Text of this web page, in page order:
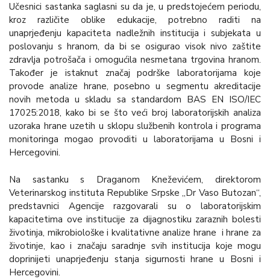
Učesnici sastanka saglasni su da je, u predstojećem periodu,
kroz različite oblike edukacije, potrebno raditi na
unaprjeđenju kapaciteta nadležnih institucija i subjekata u
poslovanju s hranom, da bi se osigurao visok nivo zaštite
zdravlja potrošača i omogućila nesmetana trgovina hranom.
Također je istaknut značaj podrške laboratorijama koje
provode analize hrane, posebno u segmentu akreditacije
novih metoda u skladu sa standardom BAS EN ISO/IEC
17025:2018, kako bi se što veći broj laboratorijskih analiza
uzoraka hrane uzetih u sklopu službenih kontrola i programa
monitoringa mogao provoditi u laboratorijama u Bosni i
Hercegovini.
Na sastanku s Draganom Kneževićem, direktorom
Veterinarskog instituta Republike Srpske „Dr Vaso Butozan“,
predstavnici Agencije razgovarali su o laboratorijskim
kapacitetima ove institucije za dijagnostiku zaraznih bolesti
životinja, mikrobiološke i kvalitativne analize hrane i hrane za
životinje, kao i značaju saradnje svih institucija koje mogu
doprinijeti unaprjeđenju stanja sigurnosti hrane u Bosni i
Hercegovini.